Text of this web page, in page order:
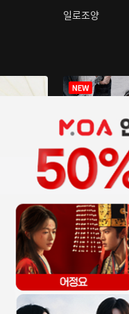
일로조양